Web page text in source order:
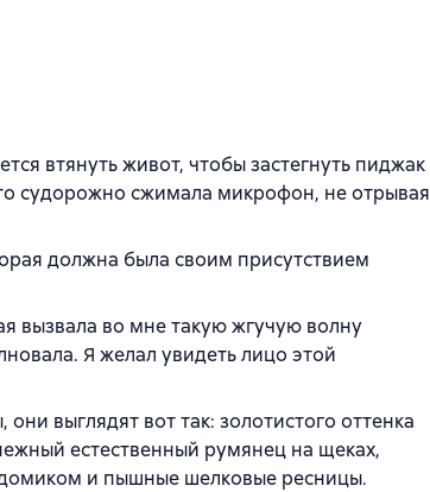
втянуть живот, чтобы застегнуть пиджак
судорожно сжимала микрофон, не отрывая
должна была своим присутствием
вызвала во мне такую жгучую волну
Я желал увидеть лицо этой
выглядят вот так: золотистого оттенка
естественный румянец на щеках,
домиком и пышные шелковые ресницы.